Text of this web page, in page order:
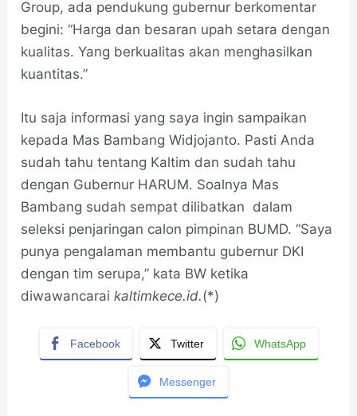
Group, ada pendukung gubernur berkomentar
begini: “Harga dan besaran upah setara dengan
kualitas. Yang berkualitas akan menghasilkan
kuantitas.”
Itu saja informasi yang saya ingin sampaikan
kepada Mas Bambang Widjojanto. Pasti Anda
sudah tahu tentang Kaltim dan sudah tahu
dengan Gubernur HARUM. Soalnya Mas
Bambang sudah sempat dilibatkan dalam
seleksi penjaringan calon pimpinan BUMD. “Saya
punya pengalaman membantu gubernur DKI
dengan tim serupa,” kata BW ketika
diwawancaraikaltimkece.id.(*)
Facebook Twitter WhatsApp
Messenger